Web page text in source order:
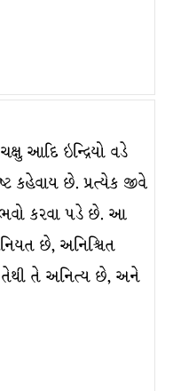
આદિ ઇન્દ્રિયો વડે
કહેવાય છે. પ્રત્યેક જીવે
કરવા પડે છે. આ
છે, અનિશ્ચિત
તેથી તે અનિત્ય છે, અને